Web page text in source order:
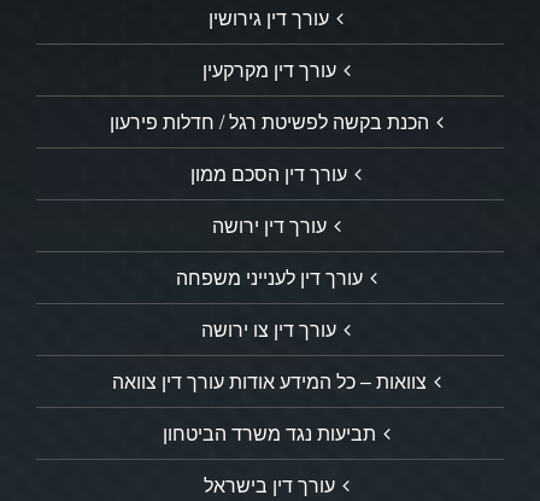
עורך דין גירושין
עורך דין מקרקעין
הכנת בקשה לפשיטת רגל / חדלות פירעון
עורך דין הסכם ממון
עורך דין ירושה
עורך דין לענייני משפחה
עורך דין צו ירושה
צוואות – כל המידע אודות עורך דין צוואה
תביעות נגד משרד הביטחון
עורך דין בישראל